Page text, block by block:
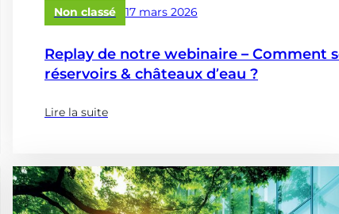
Non classé
Publié
le
17 mars 2026
Replay de notre webinaire – Comment
réservoirs & châteaux d’eau ?
Lire la suite
(à
:
Replay